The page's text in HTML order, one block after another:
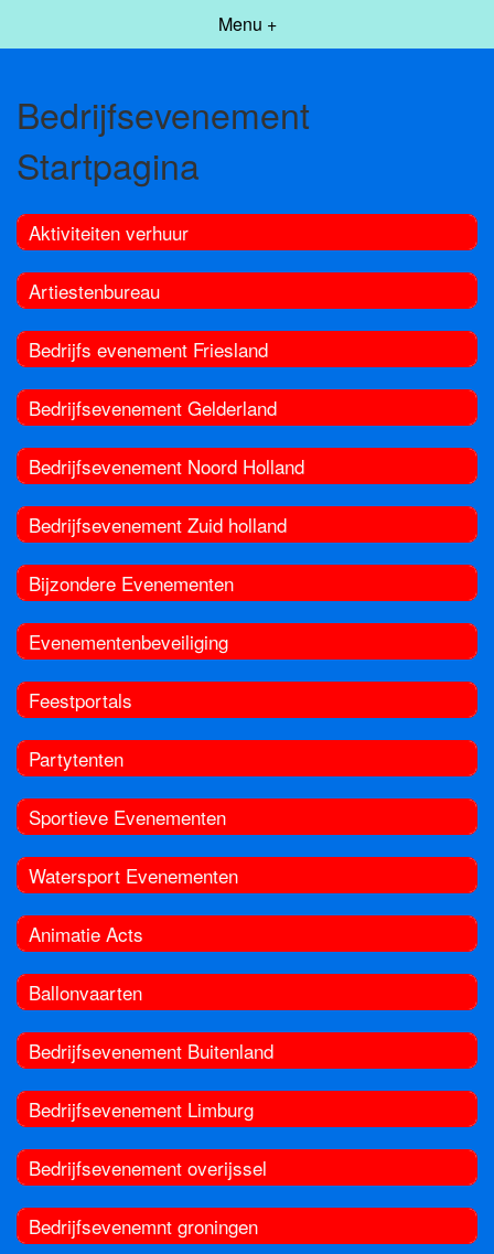
Menu +
Bedrijfsevenement
Startpagina
Aktiviteiten verhuur
Artiestenbureau
Bedrijfs evenement Friesland
Bedrijfsevenement Gelderland
Bedrijfsevenement Noord Holland
Bedrijfsevenement Zuid holland
Bijzondere Evenementen
Evenementenbeveiliging
Feestportals
Partytenten
Sportieve Evenementen
Watersport Evenementen
Animatie Acts
Ballonvaarten
Bedrijfsevenement Buitenland
Bedrijfsevenement Limburg
Bedrijfsevenement overijssel
Bedrijfsevenemnt groningen